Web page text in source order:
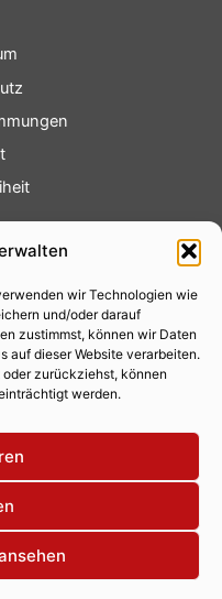
wir Technologien wie
und/oder darauf
zustimmst, können wir Daten
auf dieser Website verarbeiten.
zurückziehst, können
werden.